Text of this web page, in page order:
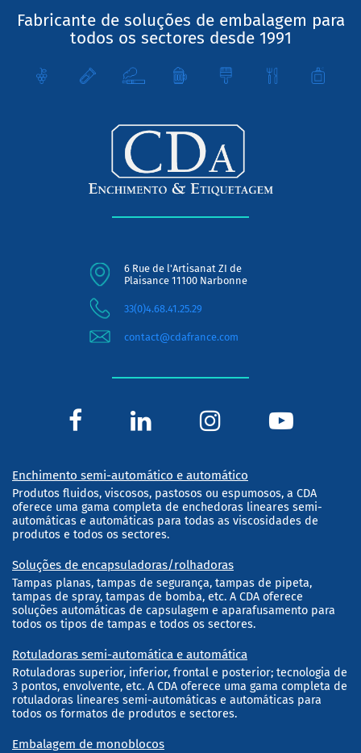
Fabricante de soluções de embalagem para
todos os sectores desde 1991
6 Rue de l'Artisanat ZI de
Plaisance 11100 Narbonne
33(0)4.68.41.25.29
contact@cdafrance.com
Enchimento semi-automático e automático
Produtos fluidos, viscosos, pastosos ou espumosos, a CDA
oferece uma gama completa de enchedoras lineares semi-
automáticas e automáticas para todas as viscosidades de
produtos e todos os sectores.
Soluções de encapsuladoras/rolhadoras
Tampas planas, tampas de segurança, tampas de pipeta,
tampas de spray, tampas de bomba, etc. A CDA oferece
soluções automáticas de capsulagem e aparafusamento para
todos os tipos de tampas e todos os sectores.
Rotuladoras semi-automática e automática
Rotuladoras superior, inferior, frontal e posterior; tecnologia de
3 pontos, envolvente, etc. A CDA oferece uma gama completa de
rotuladoras lineares semi-automáticas e automáticas para
todos os formatos de produtos e sectores.
Embalagem de monoblocos